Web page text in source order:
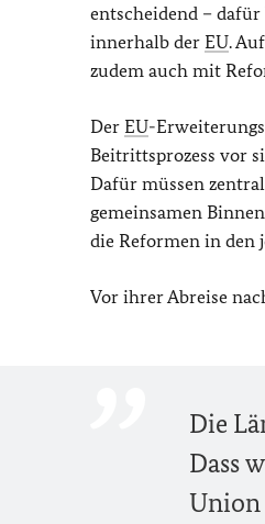
entscheidend –
innerhalb der EU.
zudem auch mit
Der EU-
Beitrittsprozess vor
Dafür müssen
gemeinsamen
die Reformen in
Vor ihrer Abreise
Die
Dass
Union